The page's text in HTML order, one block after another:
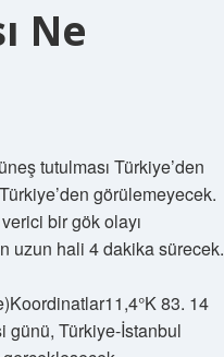
Ne
tutulması Türkiye’den
görülemeyecek.
bir gök olayı
uzun hali 4 dakika sürecek.
83. 14
günü, Türkiye-İstanbul